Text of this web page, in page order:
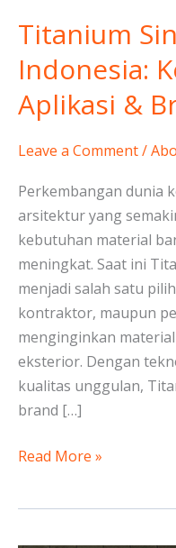
Titanium
Indonesia:
Aplikasi &
Leave a Comment/
Perkembangan dunia
arsitektur yang
kebutuhan material
meningkat. Saat ini
menjadi salah satu
kontraktor, maupun
menginginkan
eksterior. Dengan
kualitas unggulan,
brand […]
Titanium
Stone
Indonesia:
Keunggulan,
Aplikasi
Brand
No.1
Read More »